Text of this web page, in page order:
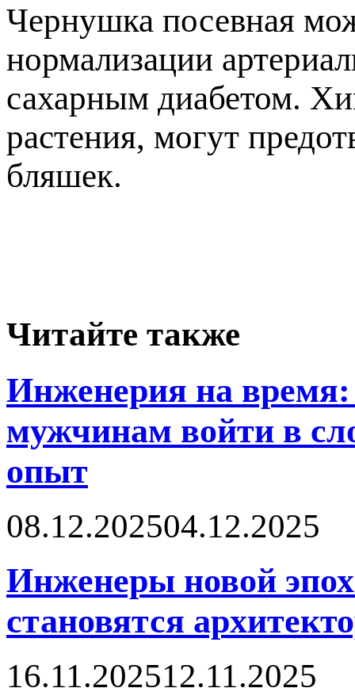
Чернушка посевная
нормализации
сахарным диабетом.
растения, могут
бляшек.
Читайте также
Инженерия на время:
мужчинам войти в
опыт
08.12.202504.12.2025
Инженеры новой
становятся
16.11.202512.11.2025